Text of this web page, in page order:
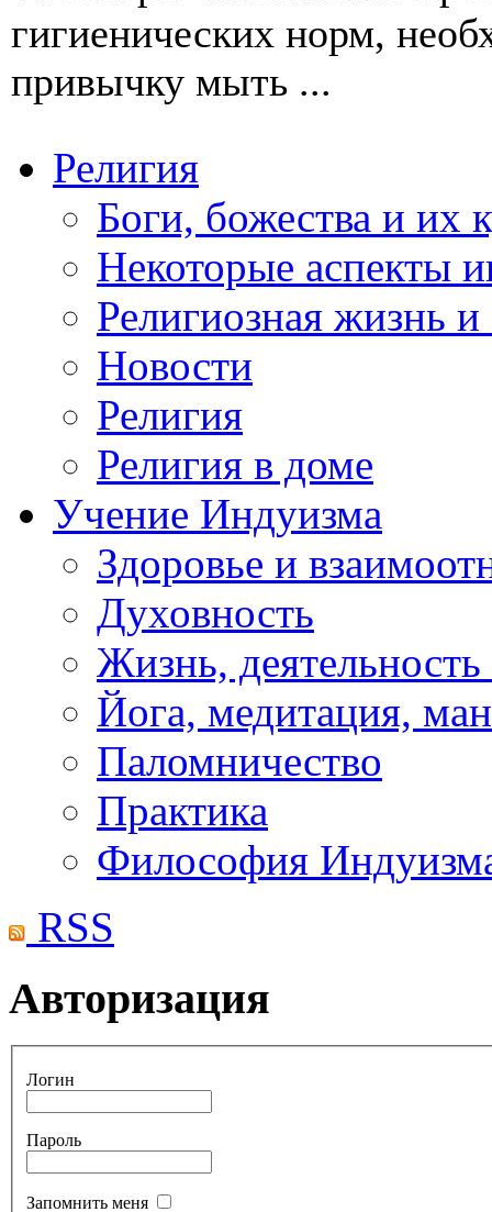
гигиенических норм,
привычку мыть ...
Религия
Боги, божества и их
Некоторые аспекты
Религиозная жизнь
Новости
Религия
Религия в доме
Учение Индуизма
Здоровье и
Духовность
Жизнь, деятельность
Йога, медитация,
Паломничество
Практика
Философия
RSS
Авторизация
Логин
Пароль
Запомнить меня